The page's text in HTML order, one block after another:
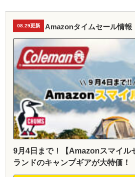
08.29更新 Amazonタイムセール情報
9月4日まで！【Amazonスマイル
ランドのキャンプギアが大特価！